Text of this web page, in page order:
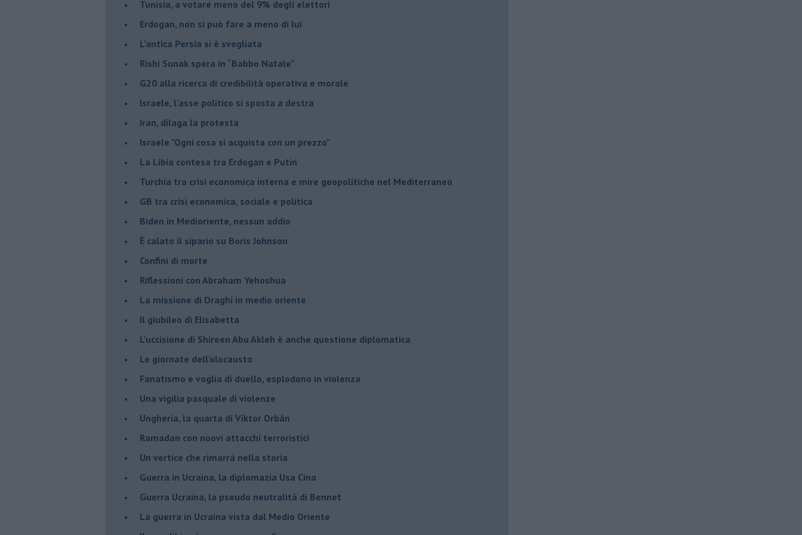
Tunisia, a votare meno del 9% degli elettori
Erdogan, non si può fare a meno di lui
L'antica Persia si è svegliata
Rishi Sunak spera in “Babbo Natale”
G20 alla ricerca di credibilità operativa e morale
Israele, l'asse politico si sposta a destra
Iran, dilaga la protesta
Israele "Ogni cosa si acquista con un prezzo"
La Libia contesa tra Erdogan e Putin
Turchia tra crisi economica interna e mire geopolitiche nel Mediterraneo
GB tra crisi economica, sociale e politica
Biden in Medioriente, nessun addio
È calato il sipario su Boris Johnson
Confini di morte
Riflessioni con Abraham Yehoshua
La missione di Draghi in medio oriente
Il giubileo di Elisabetta
L'uccisione di Shireen Abu Akleh è anche questione diplomatica
Le giornate dell'olocausto
Fanatismo e voglia di duello, esplodono in violenza
Una vigilia pasquale di violenze
Ungheria, la quarta di Viktor Orbán
Ramadan con nuovi attacchi terroristici
Un vertice che rimarrà nella storia
Guerra in Ucraina, la diplomazia Usa Cina
Guerra Ucraina, la pseudo neutralità di Bennet
La guerra in Ucraina vista dal Medio Oriente